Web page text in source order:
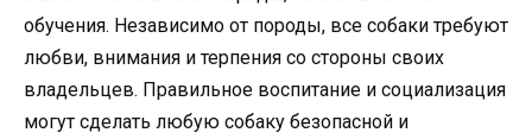
обучения. Независимо от породы, все собаки требуют
любви, внимания и терпения со стороны своих
владельцев. Правильное воспитание и социализация
могут сделать любую собаку безопасной и